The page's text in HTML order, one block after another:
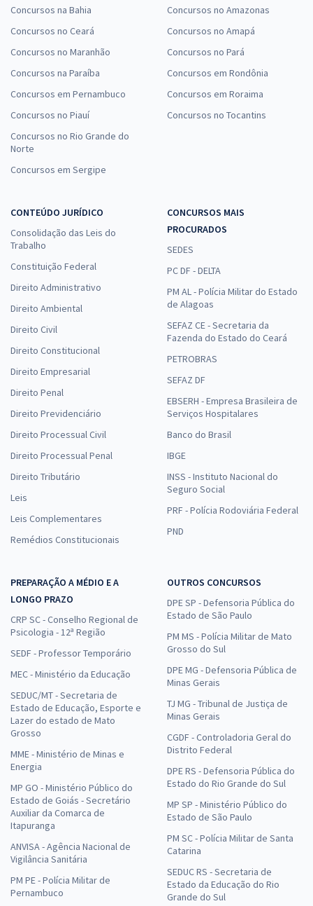
Economize R$ 89,96 (-20%)
Comprar
IBGE - Instituto Brasileiro de Geografia e Estatística (Temporário) -
Analista Censitário (AC) - Logística (Pré-edital)
R$ 335,92
Economize R$ 83,98 (-20%)
IBGE - Instituto Brasileiro de Geografia e Estatística (Temporário) -
Analista Censitário (AC) - Ciências Sociais/Antropologia (Pós-edital)
à vista
R$9,90
Economize R$ 29,70 (-20%)
IBGE - Instituto Brasileiro de Geografia e Estatística (Temporário) -
Conhecimentos Específicos para Analista Censitário (AC) -
R$17,33
Treinamento Intensivo para IBGE (Temporário) - Agente Censitário
Regional (ACR) (Pós-Edital)
R$ 159,92
R$13,33
Economize R$ 39,98 (-20%)
Comprar
IBGE - Instituto Brasileiro de Geografia e Estatística (Temporário) -
Conhecimentos Específicos para o Cargo de Analista Censitário (AC)
- Métodos Quantitativos (Pós-Edital)
R$ 118,80
à vista
R$9,90
Economize R$ 29,70 (-20%)
Comprar
Concursos na Bahia
Concursos no Ceará
Concursos no Maranhão
Concursos na Paraíba
Concursos em Pernambuco
Concursos no Piauí
Concursos no Rio Grande do
Norte
Concursos em Sergipe
Concursos no Amazonas
Concursos no Amapá
Concursos no Pará
Concursos em Rondônia
Concursos em Roraima
Concursos no Tocantins
CONTEÚDO JURÍDICO
Consolidação das Leis do
Trabalho
Constituição Federal
Direito Administrativo
Direito Ambiental
Direito Civil
Direito Constitucional
Direito Empresarial
Direito Penal
Direito Previdenciário
Direito Processual Civil
Direito Processual Penal
Direito Tributário
Leis
Leis Complementares
Remédios Constitucionais
CONCURSOS MAIS
PROCURADOS
SEDES
PC DF - DELTA
PM AL - Polícia Militar do Estado
de Alagoas
SEFAZ CE - Secretaria da
Fazenda do Estado do Ceará
PETROBRAS
SEFAZ DF
EBSERH - Empresa Brasileira de
Serviços Hospitalares
Banco do Brasil
IBGE
INSS - Instituto Nacional do
Seguro Social
PRF - Polícia Rodoviária Federal
PND
PREPARAÇÃO A MÉDIO E A
LONGO PRAZO
CRP SC - Conselho Regional de
Psicologia - 12ª Região
SEDF - Professor Temporário
MEC - Ministério da Educação
SEDUC/MT - Secretaria de
Estado de Educação, Esporte e
Lazer do estado de Mato
Grosso
MME - Ministério de Minas e
Energia
MP GO - Ministério Público do
Estado de Goiás - Secretário
Auxiliar da Comarca de
Itapuranga
ANVISA - Agência Nacional de
Vigilância Sanitária
PM PE - Polícia Militar de
Pernambuco
OUTROS CONCURSOS
DPE SP - Defensoria Pública do
Estado de São Paulo
PM MS - Polícia Militar de Mato
Grosso do Sul
DPE MG - Defensoria Pública de
Minas Gerais
TJ MG - Tribunal de Justiça de
Minas Gerais
CGDF - Controladoria Geral do
Distrito Federal
DPE RS - Defensoria Pública do
Estado do Rio Grande do Sul
MP SP - Ministério Público do
Estado de São Paulo
PM SC - Polícia Militar de Santa
Catarina
SEDUC RS - Secretaria de
Estado da Educação do Rio
Grande do Sul